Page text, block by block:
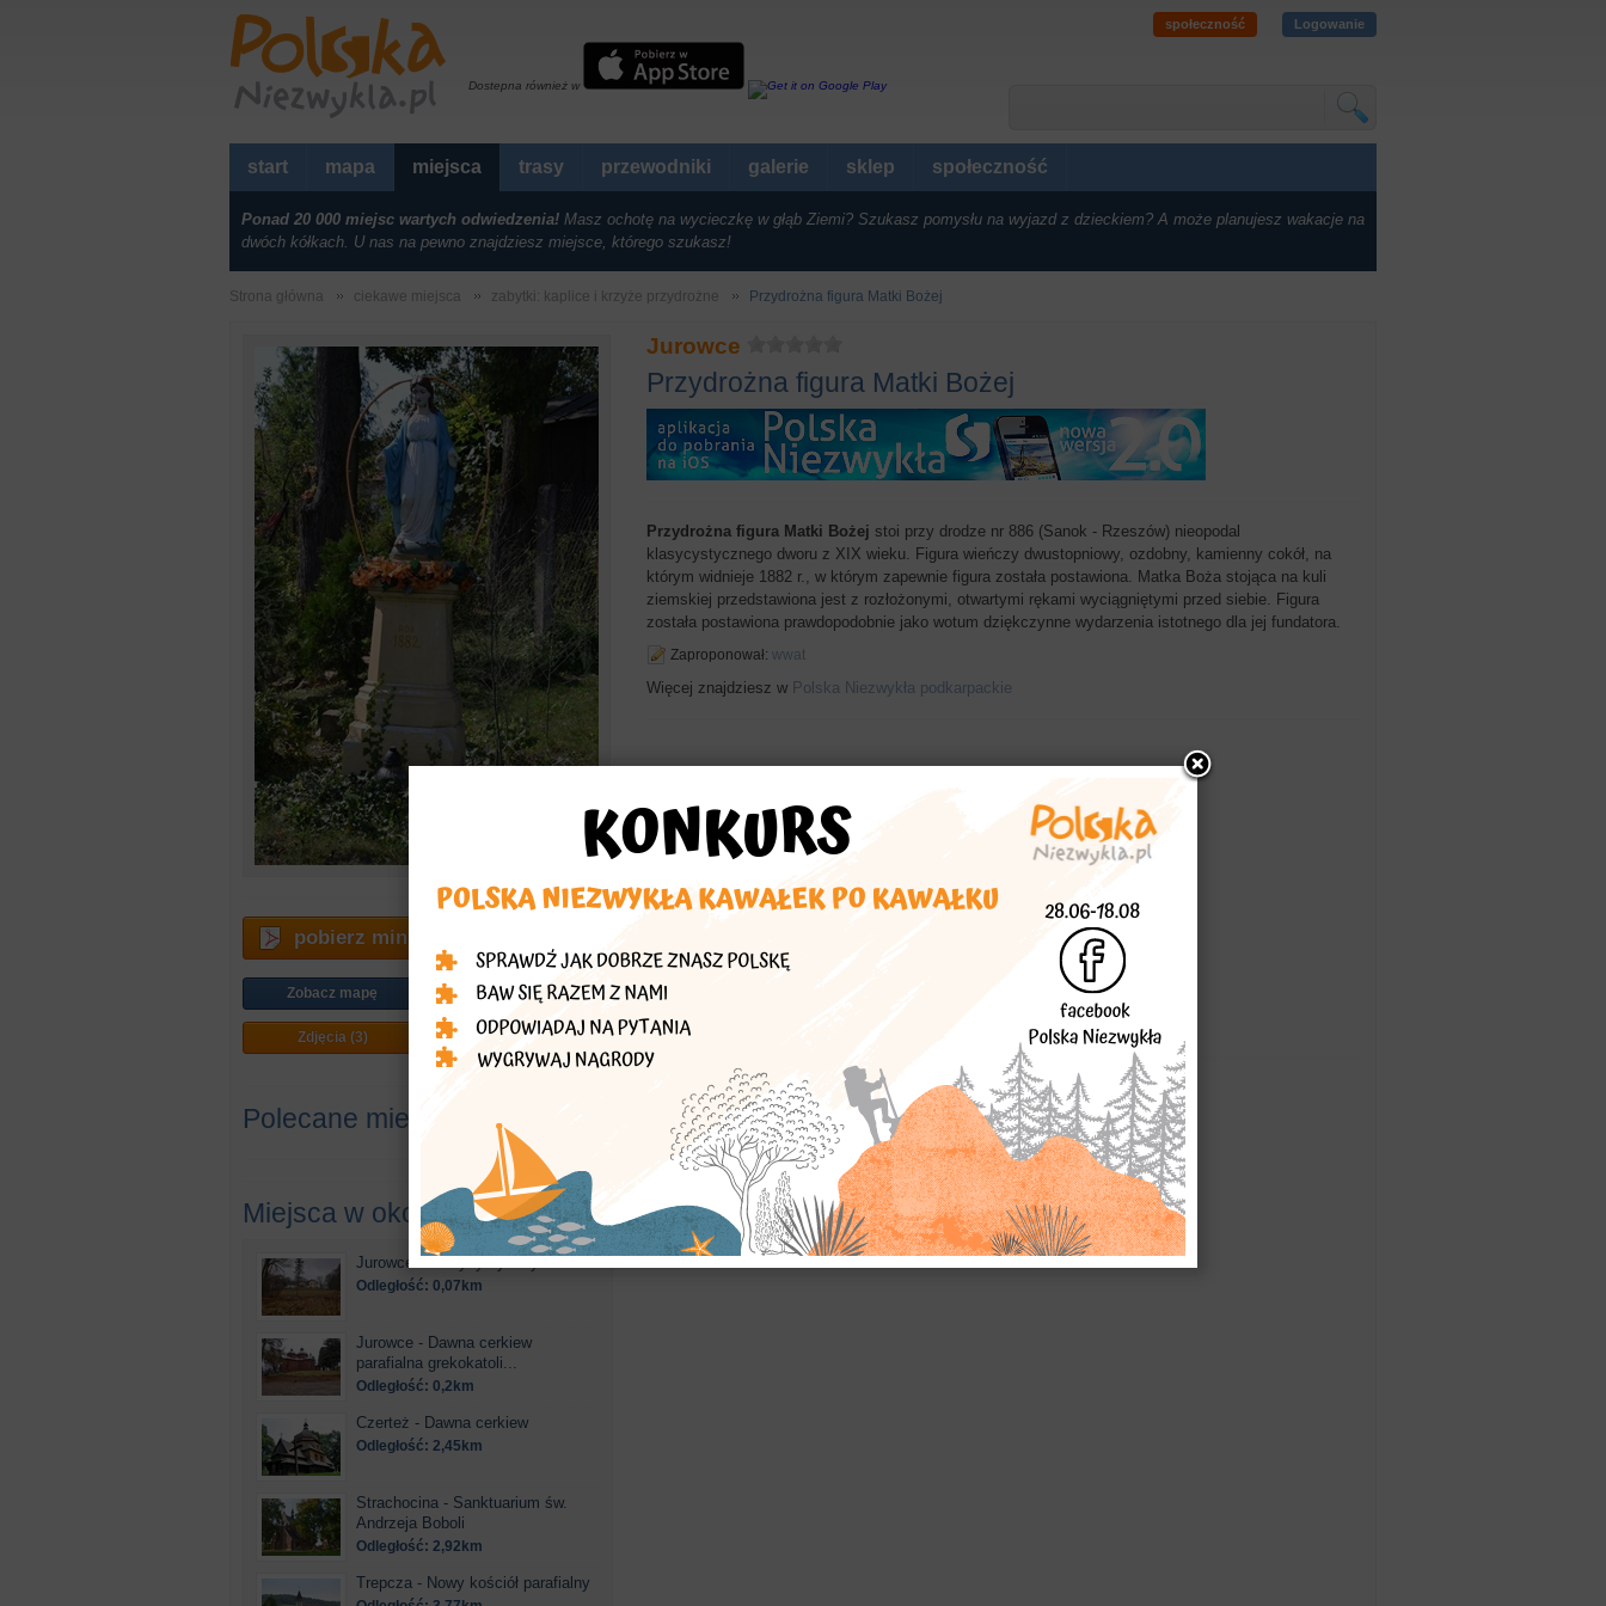
Dostepna również w
społeczność Logowanie
start mapa miejsca trasy przewodniki galerie sklep społeczność
Ponad 20 000 miejsc wartych odwiedzenia! Masz ochotę na wycieczkę w głąb Ziemi? Szukasz pomysłu na wyjazd z dzieckiem? A może planujesz wakacje na
dwóch kółkach. U nas na pewno znajdziesz miejsce, którego szukasz!
Strona główna ciekawe miejsca zabytki: kaplice i krzyże przydrożne Przydrożna figura Matki Bożej
Jurowce
Przydrożna figura Matki Bożej
Przydrożna figura Matki Bożej stoi przy drodze nr 886 (Sanok - Rzeszów) nieopodal
klasycystycznego dworu z XIX wieku. Figura wieńczy dwustopniowy, ozdobny, kamienny cokół, na
którym widnieje 1882 r., w którym zapewnie figura została postawiona. Matka Boża stojąca na kuli
ziemskiej przedstawiona jest z rozłożonymi, otwartymi rękami wyciągniętymi przed siebie. Figura
została postawiona prawdopodobnie jako wotum dziękczynne wydarzenia istotnego dla jej fundatora.
Zaproponował: wwat
Więcej znajdziesz w Polska Niezwykła podkarpackie
cokół Matka Boża wotum dziękczynne
pobierz miniprzewodnik
Zobacz mapę
Zdjęcia (3)
Jak dojechać
Plan miasta
Polecane miejsca
Miejsca w okolicy
Jurowce - Klasycystyczny dwór
Odległość: 0,07km
Jurowce - Dawna cerkiew
parafialna grekokatoli...
Odległość: 0,2km
Czerteż - Dawna cerkiew
Odległość: 2,45km
Strachocina - Sanktuarium św.
Andrzeja Boboli
Odległość: 2,92km
Trepcza - Nowy kościół parafialny